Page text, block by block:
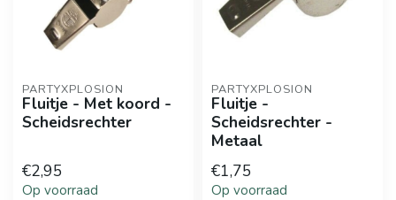
PARTYXPLOSION
Fluitje - Met koord -
Scheidsrechter
€2,95
Op voorraad
PARTYXPLOSION
Fluitje -
Scheidsrechter -
Metaal
€1,75
Op voorraad